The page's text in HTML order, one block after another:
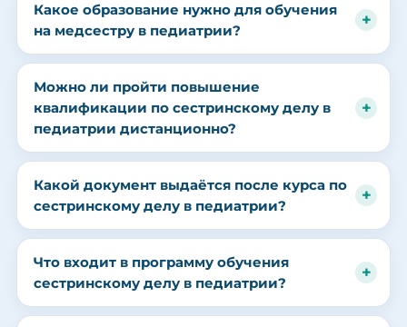
Какое образование нужно для обучения
на медсестру в педиатрии?
Можно ли пройти повышение
квалификации по сестринскому делу в
педиатрии дистанционно?
Какой документ выдаётся после курса по
сестринскому делу в педиатрии?
Что входит в программу обучения
сестринскому делу в педиатрии?